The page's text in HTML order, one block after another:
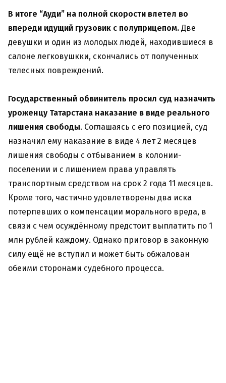
В итоге “Ауди” на полной скорости влетел во
впереди идущий грузовик с полуприцепом. Две
девушки и один из молодых людей, находившиеся в
салоне легковушкки, скончались от полученных
телесных повреждений.
Государственный обвинитель просил суд назначить
уроженцу Татарстана наказание в виде реального
лишения свободы. Соглашаясь с его позицией, суд
назначил ему наказание в виде 4 лет 2 месяцев
лишения свободы с отбыванием в колонии-
поселении и с лишением права управлять
транспортным средством на срок 2 года 11 месяцев.
Кроме того, частично удовлетворены два иска
потерпевших о компенсации морального вреда, в
связи с чем осуждённому предстоит выплатить по 1
млн рублей каждому. Однако приговор в законную
силу ещё не вступил и может быть обжалован
обеими сторонами судебного процесса.